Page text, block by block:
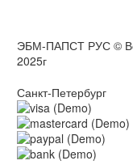
ЭБМ-ПАПСТ РУС
2025г
Санкт-Петербург